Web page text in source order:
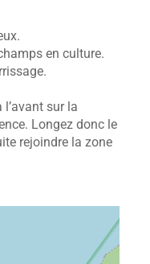
en culture.
sur la
Longez donc le
rejoindre la zone